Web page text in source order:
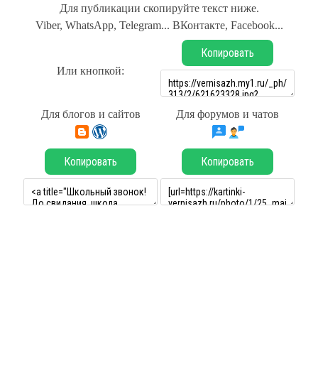
Для публикации скопируйте текст ниже.
Viber, WhatsApp, Telegram... ВКонтакте, Facebook...
Или кнопкой:
Копировать
Для блогов и сайтов Для форумов и чатов
Копировать Копировать